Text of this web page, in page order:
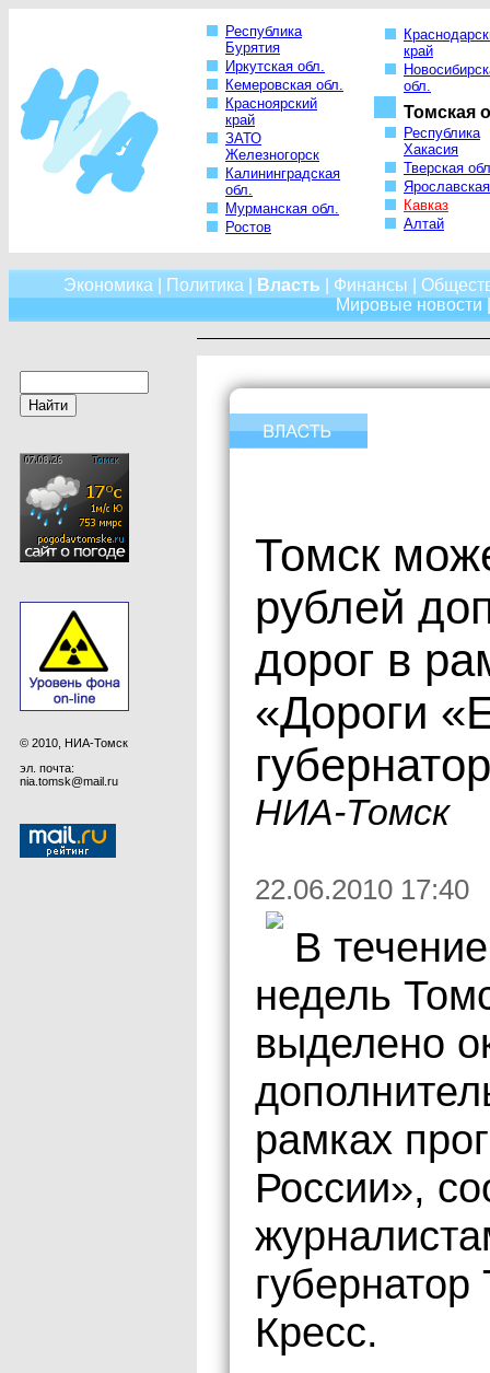
Республика
Бурятия
Иркутская обл.
Кемеровская обл.
Красноярский
край
ЗАТО
Железногорск
Калининградская
обл.
Мурманская обл.
Ростов
край
обл.
Томская
Республика
Хакасия
Тверская
Кавказ
Алтай
Экономика Политика Власть Финансы
Мировые новости
© 2010, НИА-Томск
эл. почта:
nia.tomsk@mail.ru
Томск
рублей
дорог в
«Дороги
губернатор
НИА-Томск
22.06.2010 17:40
В
недель
выделено
рамках
России»,
Кресс.